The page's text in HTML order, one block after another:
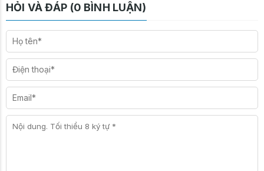
HỎI VÀ ĐÁP (0 BÌNH LUẬN)